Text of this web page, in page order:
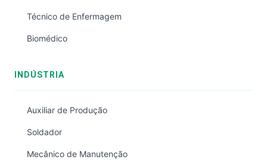
Técnico de Enfermagem
Biomédico
INDÚSTRIA
Auxiliar de Produção
Soldador
Mecânico de Manutenção